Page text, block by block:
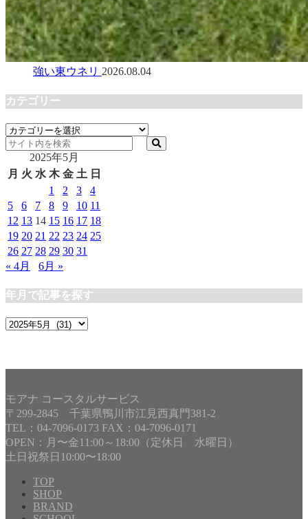
強い東ウネリ 2026.08.04
カテゴリー
カ
テ
リ
2025年5月
月 火 水 木 金 土 日
1
2 3
4
5
6 7 8 9 10 11
12 13 14 15 16 17 18
19 20 21 22 23 24 25
26 27 28 29 30 31
« 4月
6月 »
年月で記事を探す
年
記
を
探
す
モアナ コースタルサービス
〒299-2845 千葉県鴨川市江見西真門381-2
TEL：04-7096-0173 FAX：04-7096-0171
OPEN：月〜金11:00～18:00（定休日 水曜日）
土日祝祭日10:00〜18:00
TOP
SHOP
BRAND